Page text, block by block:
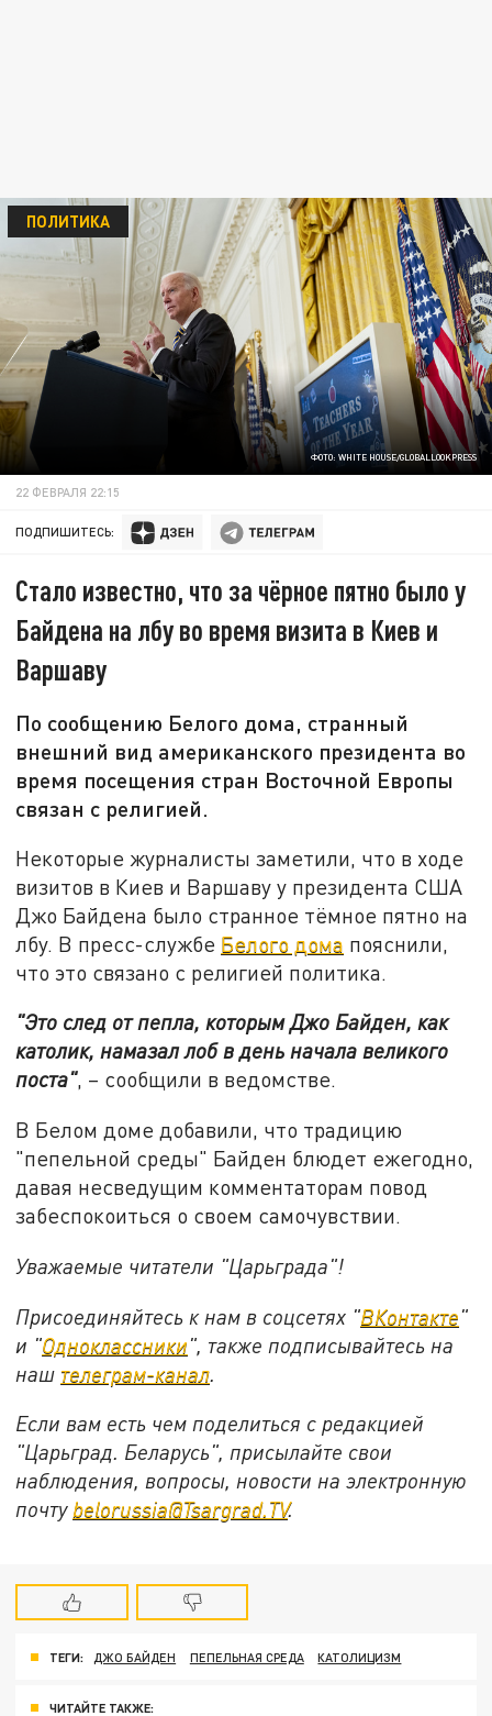
ФОТО: WHITE HOUSE/GLOBALLOOKPRESS
ПОЛИТИКА
22 ФЕВРАЛЯ 22:15
ПОДПИШИТЕСЬ:
Стало известно, что за чёрное пятно было у
Байдена на лбу во время визита в Киев и
Варшаву
По сообщению Белого дома, странный
внешний вид американского президента во
время посещения стран Восточной Европы
связан с религией.
Некоторые журналисты заметили, что в ходе
визитов в Киев и Варшаву у президента США
Джо Байдена было странное тёмное пятно на
лбу. В пресс-службе Белого дома пояснили,
что это связано с религией политика.
"Это след от пепла, которым Джо Байден, как
католик, намазал лоб в день начала великого
поста", – сообщили в ведомстве.
В Белом доме добавили, что традицию
"пепельной среды" Байден блюдет ежегодно,
давая несведущим комментаторам повод
забеспокоиться о своем самочувствии.
Уважаемые читатели "Царьграда"!
Присоединяйтесь к нам в соцсетях "ВКонтакте"
и "Одноклассники", также подписывайтесь на
наш телеграм-канал
Если вам есть чем поделиться с редакцией
"Царьград. Беларусь", присылайте свои
наблюдения, вопросы, новости на электронную
почту belorussia@Tsargrad.TV.
ТЕГИ: ДЖО БАЙДЕН ПЕПЕЛЬНАЯ СРЕДА КАТОЛИЦИЗМ
ЧИТАЙТЕ ТАКЖЕ: